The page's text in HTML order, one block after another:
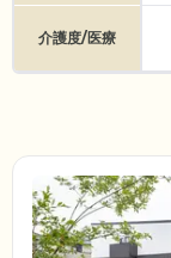
介護度/医療